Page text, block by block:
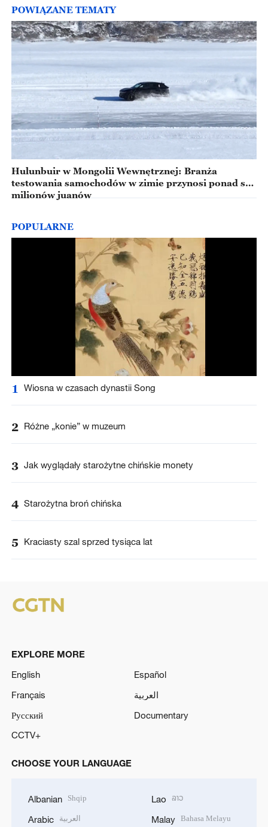
POWIĄZANE TEMATY
Hulunbuir w Mongolii Wewnętrznej: Branża
testowania samochodów w zimie przynosi ponad sto
milionów juanów
POPULARNE
1 Wiosna w czasach dynastii Song
2 Różne „konie” w muzeum
3 Jak wyglądały starożytne chińskie monety
4 Starożytna broń chińska
5 Kraciasty szal sprzed tysiąca lat
EXPLORE MORE
English
Español
Français
العربية
Русский
Documentary
CCTV+
CHOOSE YOUR LANGUAGE
Albanian Shqip
Arabic العربية
Lao ລາວ
Malay Bahasa Melayu